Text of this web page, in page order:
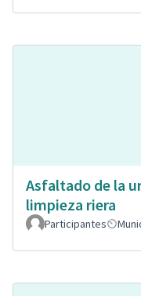
Asfaltado de la
limpieza riera
Participantes